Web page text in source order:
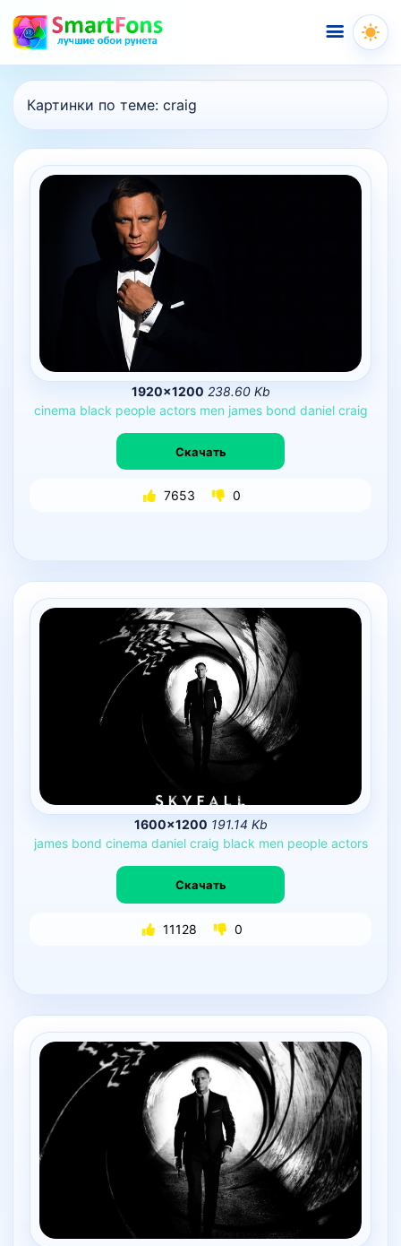
Меню
Картинки по теме: craig
1920×1200 238.60 Kb
cinema black people actors men james bond daniel craig
Скачать
7653 0
1600×1200 191.14 Kb
james bond cinema daniel craig black men people actors
Скачать
11128 0